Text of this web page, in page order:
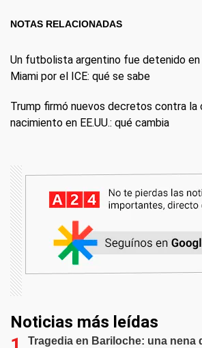
NOTAS RELACIONADAS
Un futbolista argentino fue detenido
Miami por el ICE: qué se sabe
Trump firmó nuevos decretos contra la
nacimiento en EE.UU.: qué cambia
Noticias más leídas
Tragedia en Bariloche: una nena